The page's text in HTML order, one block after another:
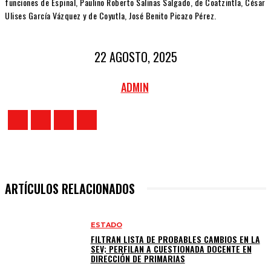
Ulises García Vázquez y de Coyutla, José Benito Picazo Pérez.
22 AGOSTO, 2025
ADMIN
ARTÍCULOS RELACIONADOS
ESTADO
FILTRAN LISTA DE PROBABLES CAMBIOS EN LA
SEV; PERFILAN A CUESTIONADA DOCENTE EN
DIRECCIÓN DE PRIMARIAS